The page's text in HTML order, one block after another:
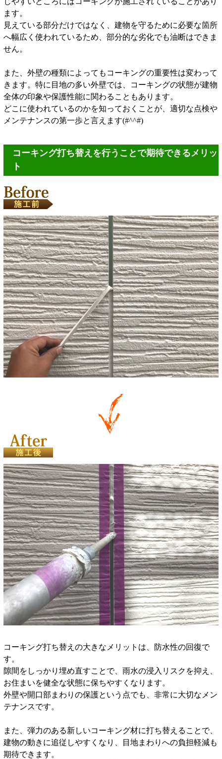
ます。
見えている部分だけではなく、建物を守るために必要な箇所
へ幅広く使われているため、部分的な劣化でも油断はできま
せん。
また、外壁の種類によってもコーキングの重要性は変わって
きます。特に目地の多い外壁では、コーキングの状態が建物
全体の印象や保護性能に関わることもあります。
どこに使われているのかを知っておくことが、適切な点検や
メンテナンスの第一歩と言えます(#^^#)
コーキング打ち替えを行うことで期待できるメリッ
ト
コーキング打ち替えの大きなメリットは、防水性の回復で
す。
隙間をしっかり埋め直すことで、雨水の浸入リスクを抑え、
お住まいを健全な状態に保ちやすくなります。
外壁や開口部まわりの保護という点でも、非常に大切なメン
テナンスです。
また、弾力のある新しいコーキング材に打ち替えることで、
建物の動きに追従しやすくなり、目地まわりへの負担軽減も
期待できます。